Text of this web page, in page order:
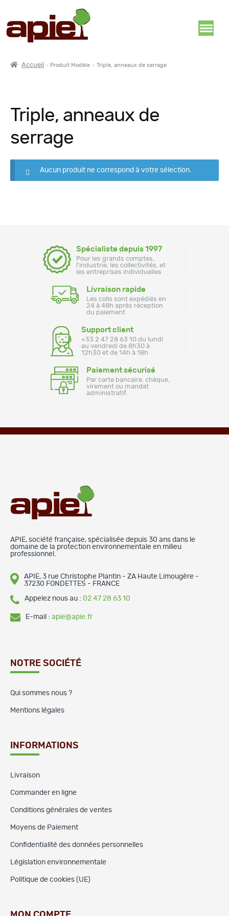
Accueil Produit Modèle Triple, anneaux de serrage
Triple, anneaux de
serrage
Aucun produit ne correspond à votre sélection.
Spécialiste depuis 1997
Pour les grands comptes,
l'industrie, les collectivités, et
les entreprises individuelles
Livraison rapide
Les colis sont expédiés en
24 à 48h après réception
du paiement
Support client
+33 2 47 28 63 10 du lundi
au vendredi de 8h30 à
12h30 et de 14h à 18h
Paiement sécurisé
Par carte bancaire, chèque,
virement ou mandat
administratif.
APIE, société française, spécialisée depuis 30 ans dans le
domaine de la protection environnementale en milieu
professionnel.
APIE, 3 rue Christophe Plantin - ZA Haute Limougère -
37230 FONDETTES - FRANCE
Appelez nous au : 02 47 28 63 10
E-mail : apie@apie.fr
NOTRE SOCIÉTÉ
Qui sommes nous ?
Mentions légales
INFORMATIONS
Livraison
Commander en ligne
Conditions générales de ventes
Moyens de Paiement
Confidentialité des données personnelles
Législation environnementale
Politique de cookies (UE)